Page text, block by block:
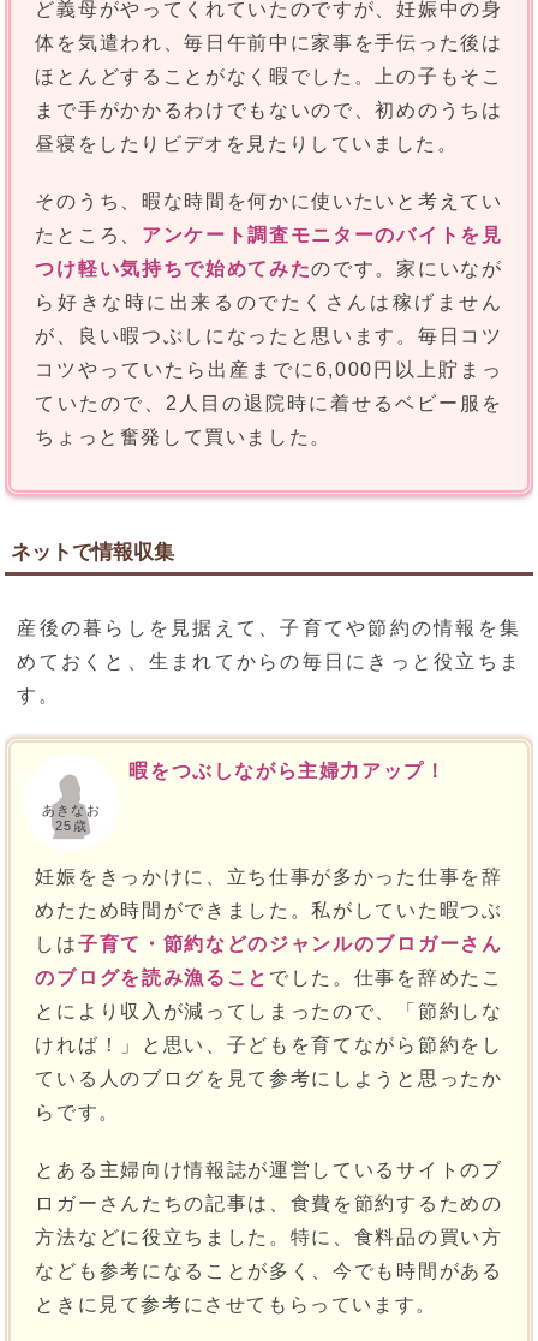
ど義母がやってくれていたのですが、妊娠中の身
体を気遣われ、毎日午前中に家事を手伝った後は
ほとんどすることがなく暇でした。上の子もそこ
まで手がかかるわけでもないので、初めのうちは
昼寝をしたりビデオを見たりしていました。
そのうち、暇な時間を何かに使いたいと考えてい
たところ、 アンケート調査モニターのバイトを見
つけ軽い気持ちで始めてみたのです。家にいなが
ら好きな時に出来るのでたくさんは稼げません
が、良い暇つぶしになったと思います。毎日コツ
コツやっていたら出産までに6,000円以上貯まっ
ていたので、2人目の退院時に着せるベビー服を
ちょっと奮発して買いました。
ネットで情報収集
産後の暮らしを見据えて、子育てや節約の情報を集
めておくと、生まれてからの毎日にきっと役立ちま
す。
あきなお
25歳
暇をつぶしながら主婦力アップ！
妊娠をきっかけに、立ち仕事が多かった仕事を辞
めたため時間ができました。私がしていた暇つぶ
しは子育て・節約などのジャンルのブロガーさん
のブログを読み漁ること でした。仕事を辞めたこ
とにより収入が減ってしまったので、「節約しな
ければ！」と思い、子どもを育てながら節約をし
ている人のブログを見て参考にしようと思ったか
らです。
とある主婦向け情報誌が運営しているサイトのブ
ロガーさんたちの記事は、食費を節約するための
方法などに役立ちました。特に、食料品の買い方
なども参考になることが多く、今でも時間がある
ときに見て参考にさせてもらっています。